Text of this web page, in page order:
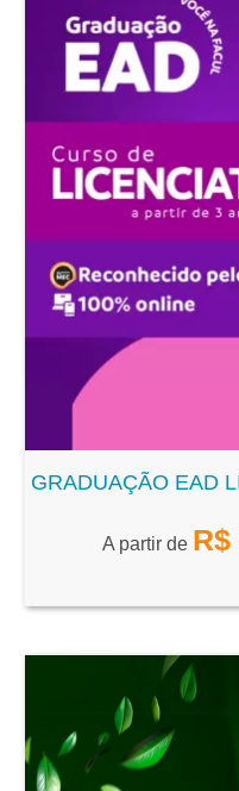
GRADUAÇÃO EAD
A partir de R$